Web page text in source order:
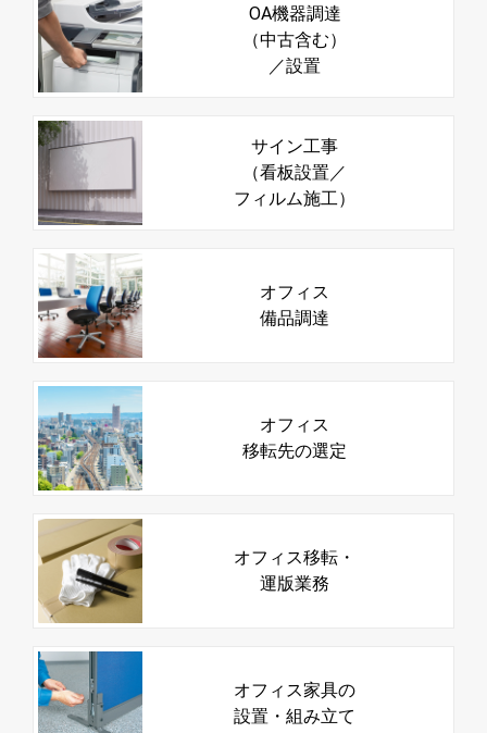
OA機器調達
（中古含む）
／設置
サイン工事
（看板設置／
フィルム施工）
オフィス
備品調達
オフィス
移転先の選定
オフィス移転・
運版業務
オフィス家具の
設置・組み立て